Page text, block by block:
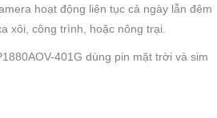
hoạt động liên tục cả ngày lẫn đêm
xôi, công trình, hoặc nông trại.
401G dùng pin mặt trời và sim